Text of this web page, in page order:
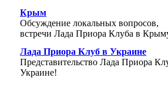
Крым
Обсуждение локальных вопросов,
встречи Лада Приора Клуба в
Лада Приора Клуб в Украине
Представительство Лада Приора
Украине!